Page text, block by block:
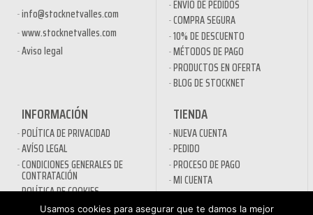
info@stocknetvalles.com
www.stocknetvalles.com
Aviso legal
ENVÍO DE PEDIDOS
COMPRA SEGURA
10% DE DESCUENTO
MÉTODOS DE PAGO
PRODUCTOS EN OFERTA
BLOG DE STOCKNET
INFORMACIÓN
POLÍTICA DE PRIVACIDAD
AVÍSO LEGAL
CONDICIONES GENERALES DE
CONTRATACIÓN
POLÍTICA DE COOKIES
TIENDA
NUEVA CUENTA
PEDIDO
PROCESO DE PAGO
MI CUENTA
CONTACTO
Usamos cookies para asegurar que te damos la mejor